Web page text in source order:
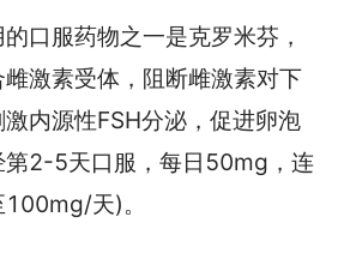
口服药物之一是克罗米芬，
激素受体，阻断雌激素对下
内源性FSH分泌，促进卵泡
第2-5天口服，每日50mg，连
天)。